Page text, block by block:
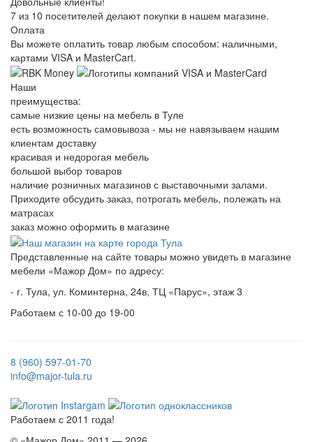
7 из 10 посетителей делают покупки в нашем магазине.
Оплата
Вы можете оплатить товар любым способом: наличными,
картами VISA и MasterCart.
Наши
преимущества:
самые низкие цены на мебель в Туле
есть возможность самовывоза - мы не навязываем нашим
клиентам доставку
красивая и недорогая мебель
большой выбор товаров
наличие розничных магазинов с выставочными залами.
Приходите обсудить заказ, потрогать мебель, полежать на
матрасах
заказ можно оформить в магазине
Представленные на сайте товары можно увидеть в магазине
мебели «Мажор Дом» по адресу:
- г. Тула, ул. Коминтерна, 24в, ТЦ «Парус», этаж 3
Работаем с 10-00 до 19-00
8 (960) 597-01-70
info@major-tula.ru
Работаем с 2011 года!